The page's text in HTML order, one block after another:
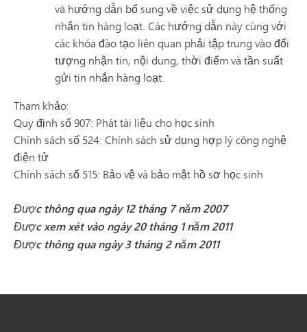
và hướng dẫn bổ sung về việc sử dụng hệ thống
nhắn tin hàng loạt. Các hướng dẫn này cùng với
các khóa đào tạo liên quan phải tập trung vào đối
tượng nhận tin, nội dung, thời điểm và tần suất
gửi tin nhắn hàng loạt.
Tham khảo:
Quy định số 907: Phát tài liệu cho học sinh
Chính sách số 524: Chính sách sử dụng hợp lý công nghệ
điện tử
Chính sách số 515: Bảo vệ và bảo mật hồ sơ học sinh
Được thông qua ngày 12 tháng 7 năm 2007
Được xem xét vào ngày 20 tháng 1 năm 2011
Được thông qua ngày 3 tháng 2 năm 2011